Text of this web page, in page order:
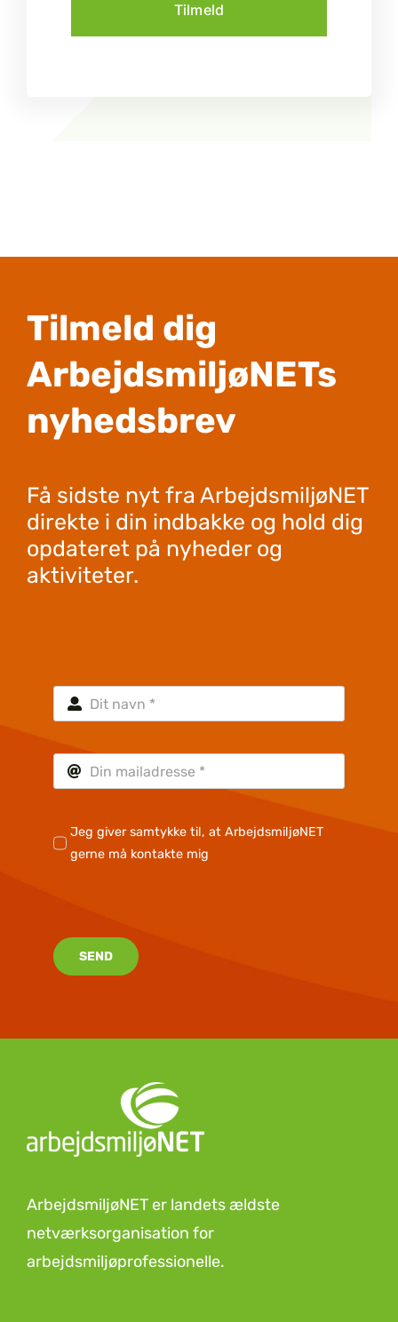
Tilmeld
Tilmeld dig
ArbejdsmiljøNETs
nyhedsbrev
Få sidste nyt fra ArbejdsmiljøNET
direkte i din indbakke og hold dig
opdateret på nyheder og
aktiviteter.
Jeg giver samtykke til, at ArbejdsmiljøNET
gerne må kontakte mig
SEND
ArbejdsmiljøNET er landets ældste
netværksorganisation for
arbejdsmiljøprofessionelle.